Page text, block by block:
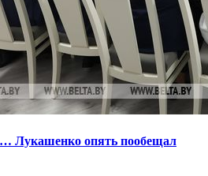
Лукашенко опять пообещал